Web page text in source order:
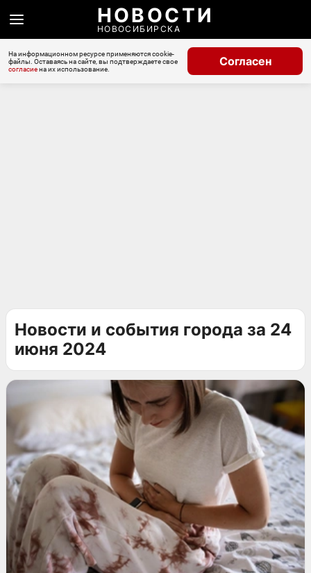
НОВОСТИ
НОВОСИБИРСКА
На информационном ресурсе применяются cookie-
файлы. Оставаясь на сайте, вы подтверждаете свое
согласиена их использование.
Согласен
Новости и события города за 24
июня 2024